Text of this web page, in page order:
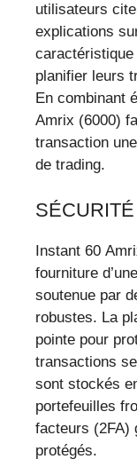
utilisateurs
explications
planifier leurs
En combinant
Amrix (6000)
transaction
de trading.
SÉCURITÉ
Instant 60
fourniture
soutenue par
robustes. La
pointe pour
transactions
sont stockés
portefeuilles
facteurs (2FA)
protégés.